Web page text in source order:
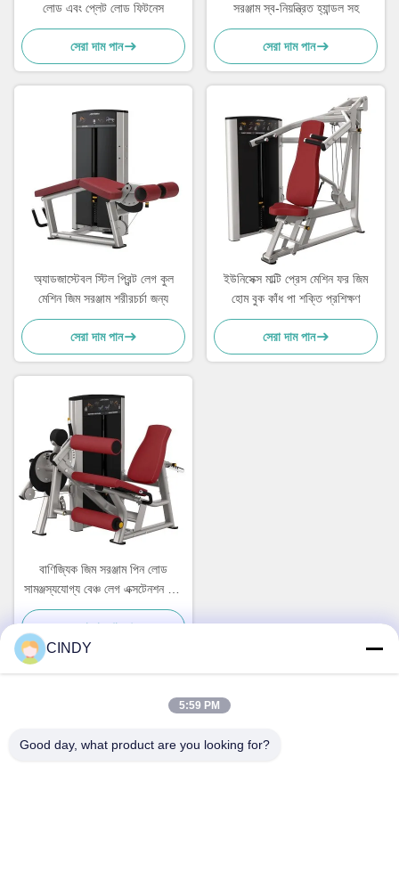
লোড এবং প্লেট লোড ফিটনেস
সেরা দাম পান
সরঞ্জাম স্ব-নিয়ন্ত্রিত হ্যান্ডল সহ
সেরা দাম পান
অ্যাডজাস্টেবল স্টিল প্রিন্ট লেগ কুল
মেশিন জিম সরঞ্জাম শরীরচর্চা জন্য
সেরা দাম পান
ইউনিসেক্স মাল্টি প্রেস মেশিন ফর জিম
হোম বুক কাঁধ পা শক্তি প্রশিক্ষণ
সেরা দাম পান
বাণিজ্যিক জিম সরঞ্জাম পিন লোড
সামঞ্জস্যযোগ্য বেঞ্চ লেগ এক্সটেনশন লেগ
curl
সেরা দাম পান
CINDY
5:59 PM
Good day, what product are you looking for?